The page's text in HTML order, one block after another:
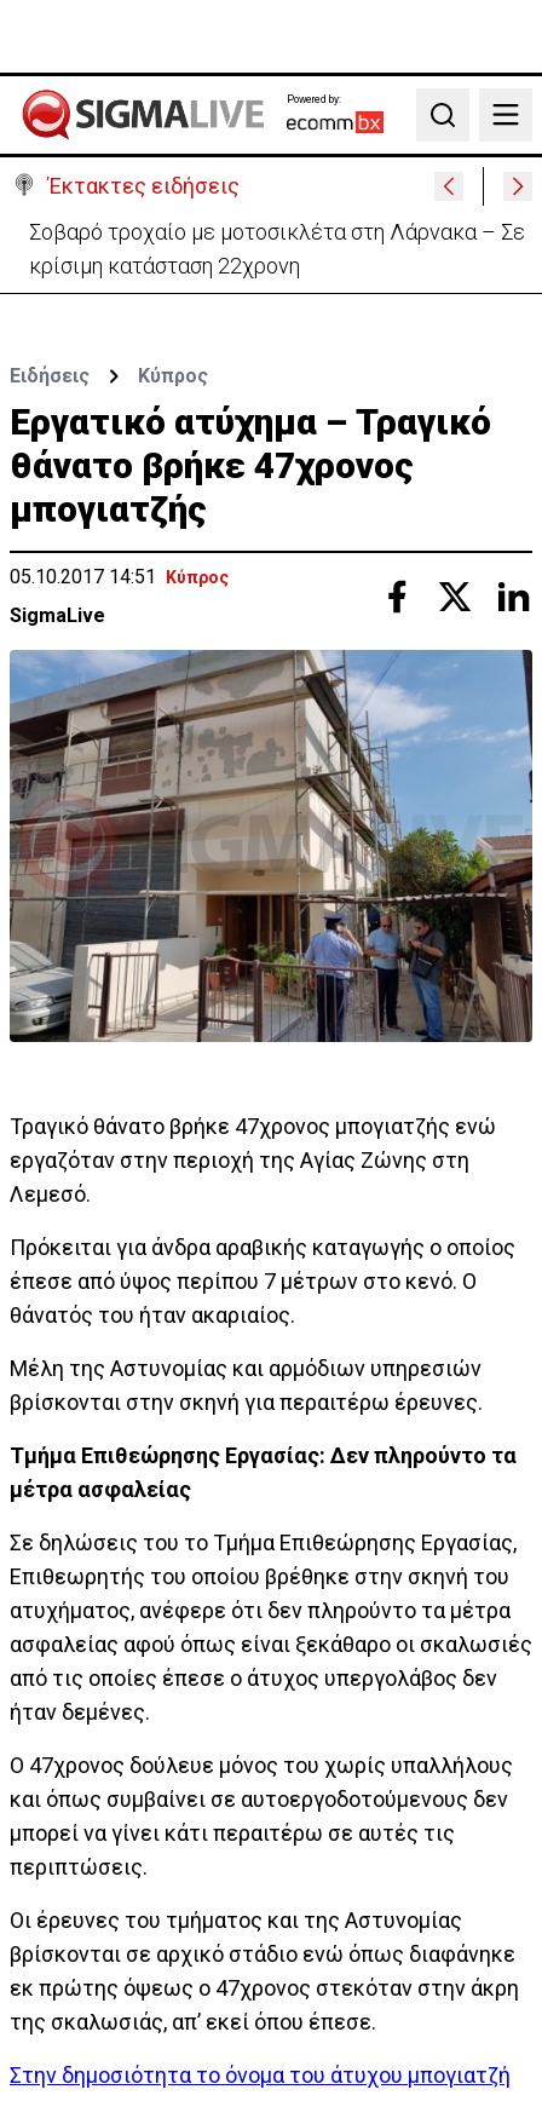
Powered by:
Search
Έκτακτες ειδήσεις
Σοβαρό τροχαίο με μοτοσικλέτα στη Λάρνακα – Σε
κρίσιμη κατάσταση 22χρονη
Ειδήσεις Κύπρος
Εργατικό ατύχημα – Τραγικό
θάνατο βρήκε 47χρονος
μπογιατζής
05.10.2017 14:51 Κύπρος
SigmaLive
Τραγικό θάνατο βρήκε 47χρονος μπογιατζής ενώ
εργαζόταν στην περιοχή της Αγίας Ζώνης στη
Λεμεσό.
Πρόκειται για άνδρα αραβικής καταγωγής ο οποίος
έπεσε από ύψος περίπου 7 μέτρων στο κενό. Ο
θάνατός του ήταν ακαριαίος.
Μέλη της Αστυνομίας και αρμόδιων υπηρεσιών
βρίσκονται στην σκηνή για περαιτέρω έρευνες.
Τμήμα Επιθεώρησης Εργασίας: Δεν πληρούντο τα
μέτρα ασφαλείας
Σε δηλώσεις του το Τμήμα Επιθεώρησης Εργασίας,
Επιθεωρητής του οποίου βρέθηκε στην σκηνή του
ατυχήματος, ανέφερε ότι δεν πληρούντο τα μέτρα
ασφαλείας αφού όπως είναι ξεκάθαρο οι σκαλωσιές
από τις οποίες έπεσε ο άτυχος υπεργολάβος δεν
ήταν δεμένες.
Ο 47χρονος δούλευε μόνος του χωρίς υπαλλήλους
και όπως συμβαίνει σε αυτοεργοδοτούμενους δεν
μπορεί να γίνει κάτι περαιτέρω σε αυτές τις
περιπτώσεις.
Οι έρευνες του τμήματος και της Αστυνομίας
βρίσκονται σε αρχικό στάδιο ενώ όπως διαφάνηκε
εκ πρώτης όψεως ο 47χρονος στεκόταν στην άκρη
της σκαλωσιάς, απ’ εκεί όπου έπεσε.
Στην δημοσιότητα το όνομα του άτυχου μπογιατζή